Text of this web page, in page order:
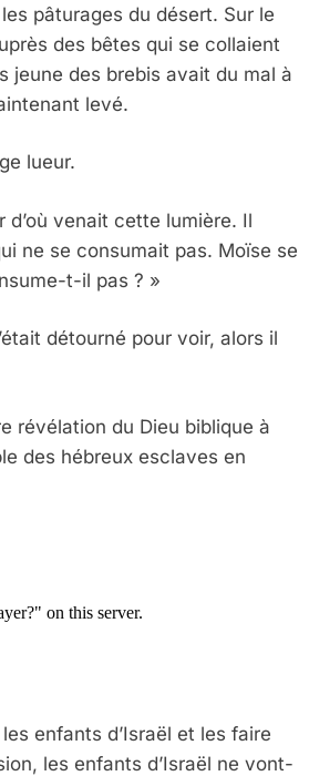
pâturages du désert. Sur le
des bêtes qui se collaient
jeune des brebis avait du mal à
levé.
lueur.
venait cette lumière. Il
ne se consumait pas. Moïse se
t-il pas ? »
détourné pour voir, alors il
révélation du Dieu biblique à
des hébreux esclaves en
enfants d’Israël et les faire
les enfants d’Israël ne vont-